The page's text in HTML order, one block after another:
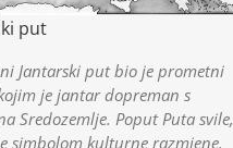
put
Jantarski putbio je prometni
je jantar dopreman s
Sredozemlje. Poput Puta svile,
simbolom kulturne razmjene.